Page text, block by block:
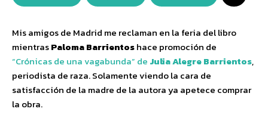
Mis amigos de Madrid me reclaman en la feria del libro
mientrasPaloma Barrientoshace promoción de
“Crónicas de una vagabunda” de Julia Alegre Barrientos,
periodista de raza. Solamente viendo la cara de
satisfacción de la madre de la autora ya apetece comprar
la obra.